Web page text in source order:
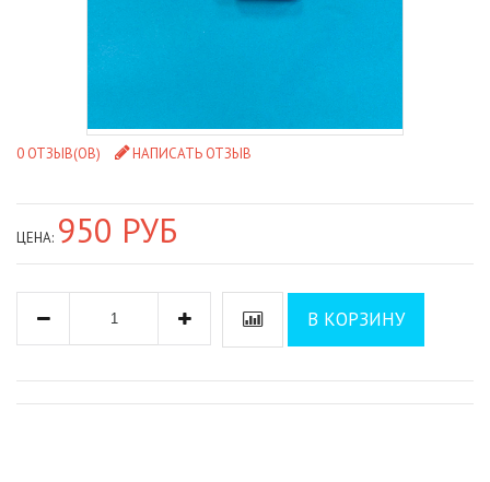
0 ОТЗЫВ(ОВ) НАПИСАТЬ ОТЗЫВ
ЦЕНА: 950 РУБ
В КОРЗИНУ